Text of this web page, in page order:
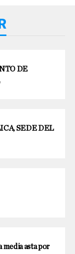
DE
SEDE DEL
media asta por